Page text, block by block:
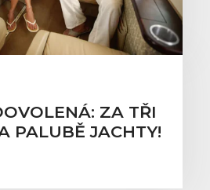
ZA TŘI
PALUBĚ JACHTY!